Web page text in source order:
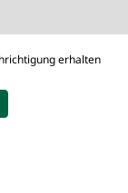
erhalten